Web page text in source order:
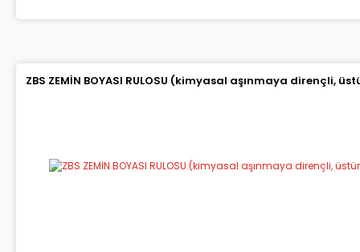
ZBS ZEMİN BOYASI RULOSU (kimyasal aşınmaya dirençli,